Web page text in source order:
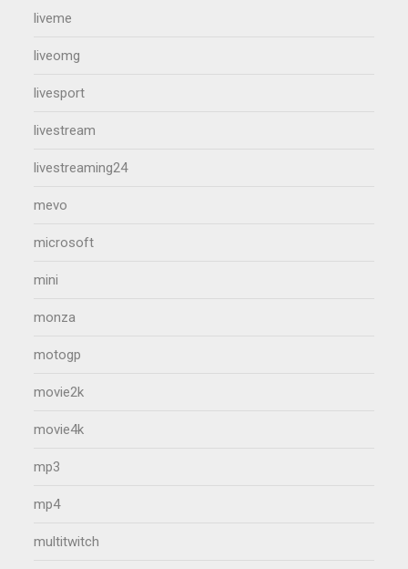
liveme
liveomg
livesport
livestream
livestreaming24
mevo
microsoft
mini
monza
motogp
movie2k
movie4k
mp3
mp4
multitwitch